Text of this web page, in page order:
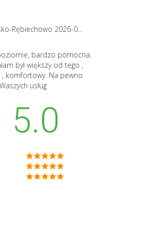
bardzo pomocna.
był większy od tego ,
, komfortowy. Na pewno
usług
5.0